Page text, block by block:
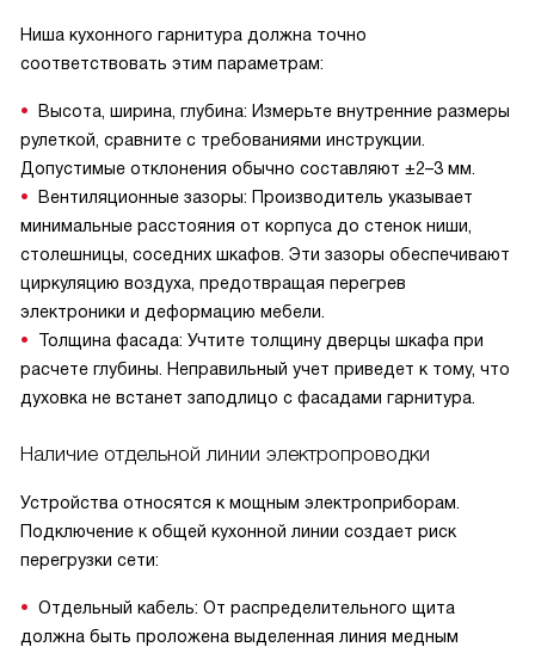
Ниша кухонного гарнитура должна точно
соответствовать этим параметрам:
Высота, ширина, глубина: Измерьте внутренние размеры
рулеткой, сравните с требованиями инструкции.
Допустимые отклонения обычно составляют ±2–3 мм.
Вентиляционные зазоры: Производитель указывает
минимальные расстояния от корпуса до стенок ниши,
столешницы, соседних шкафов. Эти зазоры обеспечивают
циркуляцию воздуха, предотвращая перегрев
электроники и деформацию мебели.
Толщина фасада: Учтите толщину дверцы шкафа при
расчете глубины. Неправильный учет приведет к тому, что
духовка не встанет заподлицо с фасадами гарнитура.
Наличие отдельной линии электропроводки
Устройства относятся к мощным электроприборам.
Подключение к общей кухонной линии создает риск
перегрузки сети:
Отдельный кабель: От распределительного щита
должна быть проложена выделенная линия медным